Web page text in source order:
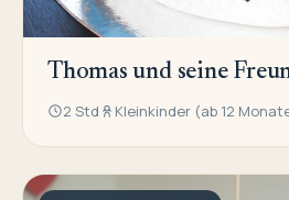
Thomas und seine
2 Std Kleinkinder (ab 12